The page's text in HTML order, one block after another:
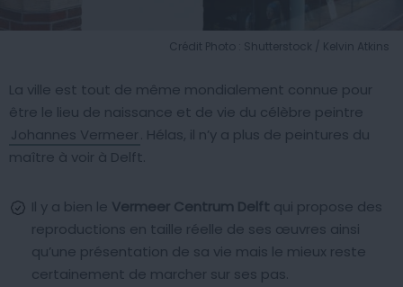
Crédit Photo : Shutterstock / Kelvin Atkins
La ville est tout de même mondialement connue pour
être le lieu de naissance et de vie du célèbre peintre
Johannes Vermeer
. Hélas, il n’y a plus de peintures du
maître à voir à Delft.
Il y a bien le Vermeer Centrum Delft qui propose des
reproductions en taille réelle de ses œuvres ainsi
qu’une présentation de sa vie mais le mieux reste
certainement de marcher sur ses pas.